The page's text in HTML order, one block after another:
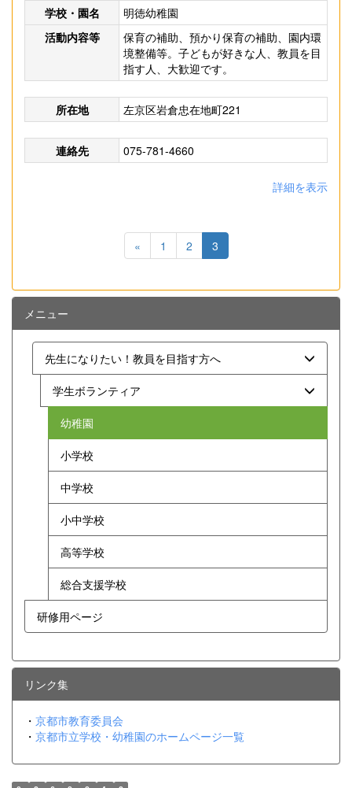
学校・園名
明徳幼稚園
活動内容等
保育の補助、預かり保育の補助、園内環
境整備等。子どもが好きな人、教員を目
指す人、大歓迎です。
所在地 左京区岩倉忠在地町221
連絡先 075-781-4660
詳細を表示
« 1 2 3
メニュー
先生になりたい！教員を目指す方へ
学生ボランティア
幼稚園
小学校
中学校
小中学校
高等学校
総合支援学校
研修用ページ
リンク集
・ 京都市教育委員会
・ 京都市立学校・幼稚園のホームページ一覧